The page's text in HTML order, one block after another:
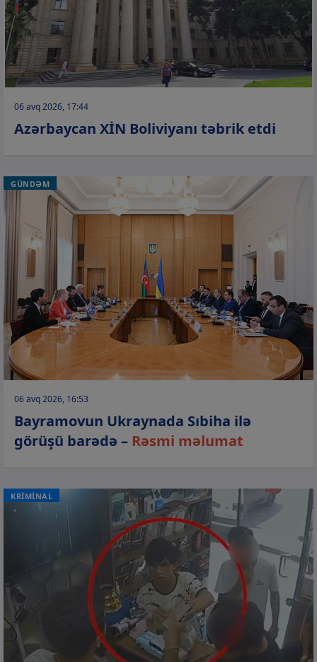
06 avq 2026, 17:44
Azərbaycan XİN Boliviyanı təbrik etdi
GÜNDƏM
06 avq 2026, 16:53
Bayramovun Ukraynada Sıbiha ilə
görüşü barədə – Rəsmi məlumat
KRİMİNAL